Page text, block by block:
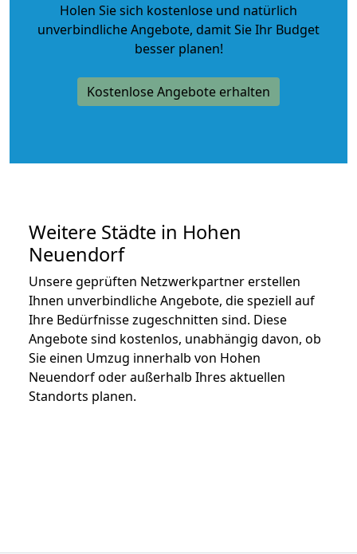
Holen Sie sich kostenlose und natürlich
unverbindliche Angebote, damit Sie Ihr Budget
besser planen!
Kostenlose Angebote erhalten
Weitere Städte in Hohen
Neuendorf
Unsere geprüften Netzwerkpartner erstellen
Ihnen unverbindliche Angebote, die speziell auf
Ihre Bedürfnisse zugeschnitten sind. Diese
Angebote sind kostenlos, unabhängig davon, ob
Sie einen Umzug innerhalb von Hohen
Neuendorf oder außerhalb Ihres aktuellen
Standorts planen.